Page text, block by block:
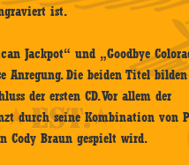
ist.
Jackpot“ und „Goodbye
Anregung. Die beiden Titel
der ersten CD. Vor allem der
durch seine Kombination von
Cody Braun gespielt wird.